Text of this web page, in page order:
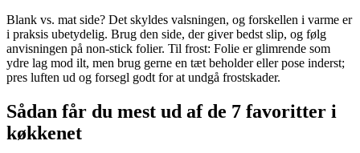
Blank vs. mat side? Det skyldes valsningen, og forskellen i varme er
i praksis ubetydelig. Brug den side, der giver bedst slip, og følg
anvisningen på non‑stick folier. Til frost: Folie er glimrende som
ydre lag mod ilt, men brug gerne en tæt beholder eller pose inderst;
pres luften ud og forsegl godt for at undgå frostskader.
Sådan får du mest ud af de 7 favoritter i
køkkenet